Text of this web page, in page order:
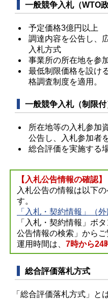
一般競争入札（WTO
予定価格3億円以上
調達内容を公告し、
入札方式
事業所の所在地を参
最低制限価格を設け
格調査制度を適用。
一般競争入札（制限付
所在地等の入札参加
公告し、入札参加者
総合評価を実施する
【入札公告情報の確認】
入札公告の情報は以下
す。
「入札・契約情報」（外
「入札・契約情報」ボ
公告情報の検索」からご
運用時間は、 7時から24
総合評価落札方式
「総合評価落札方式」と